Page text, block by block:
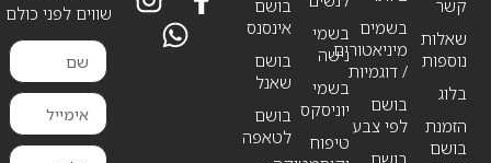
קשר
שאלות
נוספות
בלוג
הזמנת
בושם
בשמי
נישה
בשמי
יוניסקס
טיפוח
בשמים
מיניאטורים
/ דוגמיות
בושם
לפי צבע
בושם
בושם
אינסנס
בושם
שאנל
בושם
לטאפה
שווים לפני כולם